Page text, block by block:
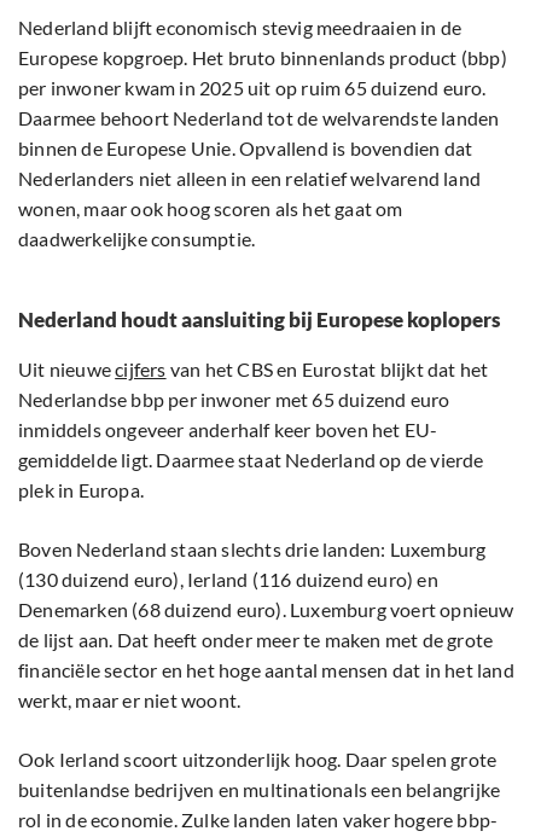
Nederland blijft economisch stevig meedraaien in de
Europese kopgroep. Het bruto binnenlands product (bbp)
per inwoner kwam in 2025 uit op ruim 65 duizend euro.
Daarmee behoort Nederland tot de welvarendste landen
binnen de Europese Unie. Opvallend is bovendien dat
Nederlanders niet alleen in een relatief welvarend land
wonen, maar ook hoog scoren als het gaat om
daadwerkelijke consumptie.
Nederland houdt aansluiting bij Europese koplopers
Uit nieuwecijfers van het CBS en Eurostat blijkt dat het
Nederlandse bbp per inwoner met 65 duizend euro
inmiddels ongeveer anderhalf keer boven het EU-
gemiddelde ligt. Daarmee staat Nederland op de vierde
plek in Europa.
Boven Nederland staan slechts drie landen: Luxemburg
(130 duizend euro), Ierland (116 duizend euro) en
Denemarken (68 duizend euro). Luxemburg voert opnieuw
de lijst aan. Dat heeft onder meer te maken met de grote
financiële sector en het hoge aantal mensen dat in het land
werkt, maar er niet woont.
Ook Ierland scoort uitzonderlijk hoog. Daar spelen grote
buitenlandse bedrijven en multinationals een belangrijke
rol in de economie. Zulke landen laten vaker hogere bbp-